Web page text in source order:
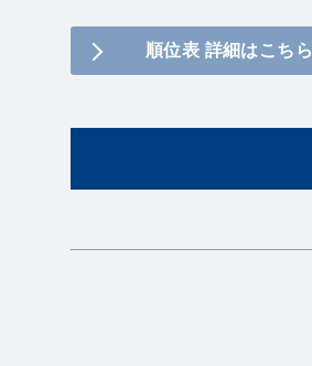
順位表 詳細はこちら